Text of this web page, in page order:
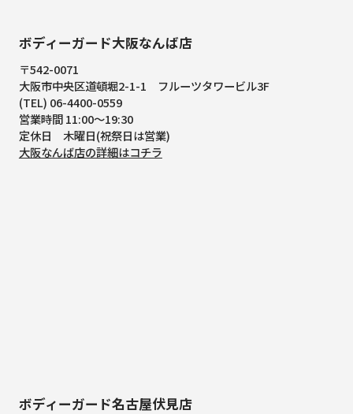
ボディーガード大阪なんば店
〒542-0071
大阪市中央区道頓堀2-1-1
フルーツタワービル3F
(TEL) 06-4400-0559
営業時間 11:00～19:30
定休日 木曜日(祝祭日は営業)
大阪なんば店の詳細はコチラ
ボディーガード名古屋伏見店